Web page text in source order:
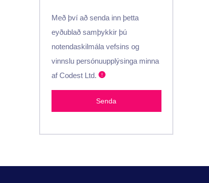
Með því að senda inn þetta
eyðublað samþykkir þú
notendaskilmála vefsins og
vinnslu persónuupplýsinga minna
af Codest Ltd.
Senda